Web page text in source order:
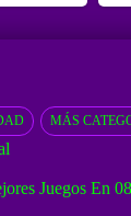
MÁS
Juegos En